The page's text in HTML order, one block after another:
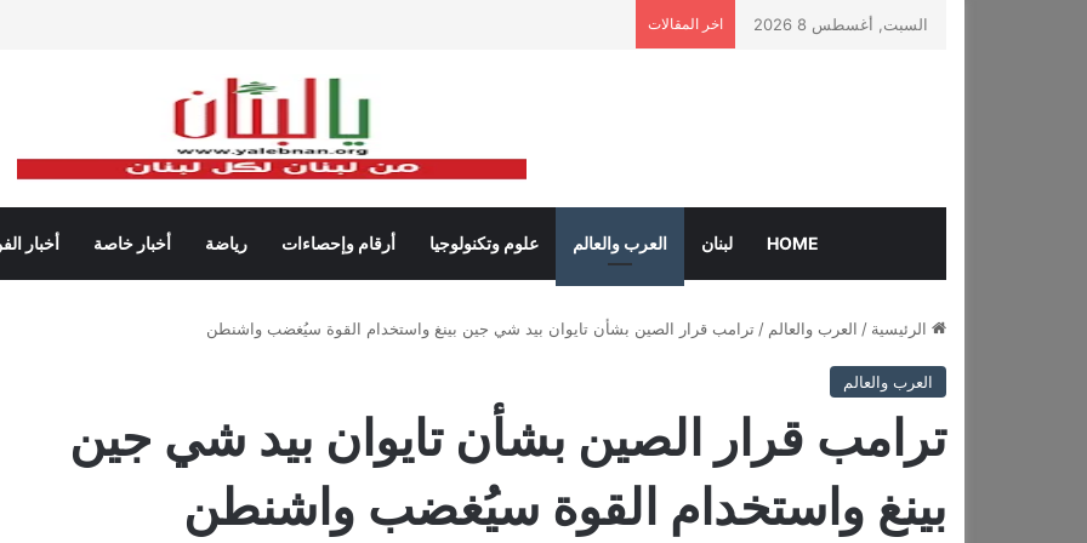
السبت, أغسطس 8 2026 اخر المقالات
HOME لبنان العرب والعالم علوم وتكنولوجيا أرقام وإحصاءات رياضة أخبار خاصة أخبار
الرئيسية / العرب والعالم / ترامب قرار الصين بشأن تايوان بيد شي جين بينغ واستخدام القوة سيُغضب واشنطن
العرب والعالم
ترامب قرار الصين بشأن تايوان بيد شي جين
بينغ واستخدام القوة سيُغضب واشنطن